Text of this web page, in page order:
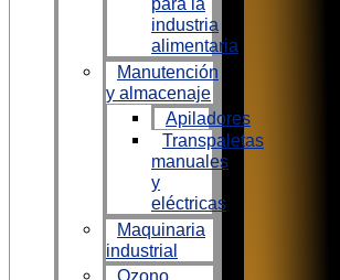
para la
industria
alimentaria
Manutención
y almacenaje
Apiladores
Transpaletas
manuales
y
eléctricas
Maquinaria
industrial
Ozono